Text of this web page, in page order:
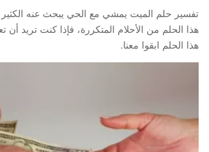
تفسير حلم الميت يمشي مع الحي يبحث عنه
هذا الحلم من الأحلام المتكررة، فإذا كنت تريد
هذا الحلم ابقوا معنا.